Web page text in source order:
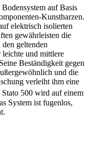
auf Basis
Kunstharzen.
elektrisch isolierten
gewährleisten die
geltenden
und mittlere
Beständigkeit gegen
und die
verleiht ihm eine
Stato 500 wird auf einem
System ist fugenlos,